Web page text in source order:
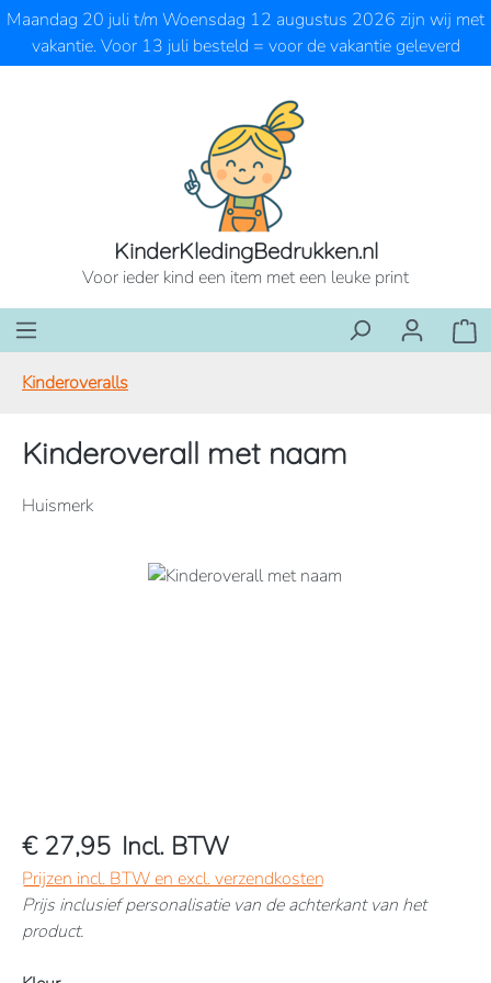
Ga naar de hoofdinhoud
Maandag 20 juli t/m Woensdag 12 augustus 2026 zijn wij met
vakantie. Voor 13 juli besteld = voor de vakantie geleverd
KinderKledingBedrukken.nl
Voor ieder kind een item met een leuke print
Kinderoveralls
Kinderoverall met naam
Huismerk
Afbeeldingengalerij overslaan
€ 27,95 Incl. BTW
Prijzen incl. BTW en excl. verzendkosten
Prijs inclusief personalisatie van de achterkant van het
product.